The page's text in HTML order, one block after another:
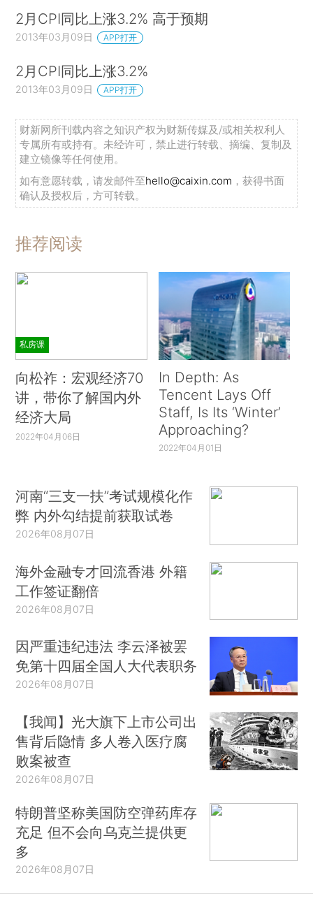
2月CPI同比上涨3.2% 高于预期
2013年03月09日 APP打开
2月CPI同比上涨3.2%
2013年03月09日 APP打开
财新网所刊载内容之知识产权为财新传媒及/或相关权利人
专属所有或持有。未经许可，禁止进行转载、摘编、复制及
建立镜像等任何使用。
如有意愿转载，请发邮件至hello@caixin.com ，获得书面
确认及授权后，方可转载。
推荐阅读
私房课
向松祚：宏观经济70
讲，带你了解国内外
经济大局
2022年04月06日
In Depth: As
Tencent Lays Off
Staff, Is Its ‘Winter’
Approaching?
2022年04月01日
河南“三支一扶”考试规模化作
弊 内外勾结提前获取试卷
2026年08月07日
海外金融专才回流香港 外籍
工作签证翻倍
2026年08月07日
因严重违纪违法 李云泽被罢
免第十四届全国人大代表职务
2026年08月07日
【我闻】光大旗下上市公司出
售背后隐情 多人卷入医疗腐
败案被查
2026年08月07日
特朗普坚称美国防空弹药库存
充足 但不会向乌克兰提供更
多
2026年08月07日